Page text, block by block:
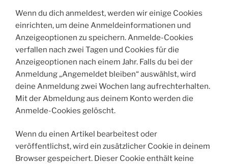
Wenn du dich anmeldest, werden wir einige Cookies
einrichten, um deine Anmeldeinformationen und
Anzeigeoptionen zu speichern. Anmelde-Cookies
verfallen nach zwei Tagen und Cookies für die
Anzeigeoptionen nach einem Jahr. Falls du bei der
Anmeldung „Angemeldet bleiben“ auswählst, wird
deine Anmeldung zwei Wochen lang aufrechterhalten.
Mit der Abmeldung aus deinem Konto werden die
Anmelde-Cookies gelöscht.
Wenn du einen Artikel bearbeitest oder
veröffentlichst, wird ein zusätzlicher Cookie in deinem
Browser gespeichert. Dieser Cookie enthält keine